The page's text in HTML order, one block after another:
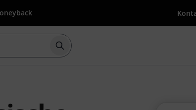
Suche mit Suchwort {searchTerm}